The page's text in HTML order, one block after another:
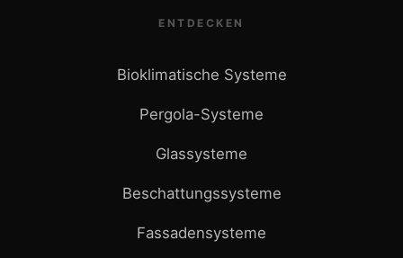
ENTDECKEN
Bioklimatische Systeme
Pergola-Systeme
Glassysteme
Beschattungssysteme
Fassadensysteme